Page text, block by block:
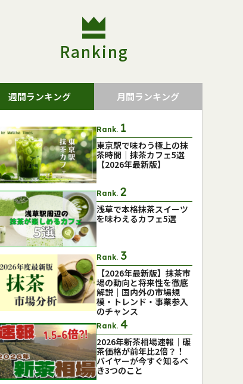
Ranking
週間ランキング 月間ランキング
Rank.
東京駅で味わう極上の抹
茶時間｜抹茶カフェ5選
【2026年最新版】
Rank.
浅草で本格抹茶スイーツ
を味わえるカフェ5選
Rank.
【2026年最新版】抹茶市
場の動向と将来性を徹底
解説｜国内外の市場規
模・トレンド・事業参入
のチャンス
Rank.
2026年新茶相場速報｜碾
茶価格が前年比2倍？！
バイヤーが今すぐ知るべ
き3つのこと